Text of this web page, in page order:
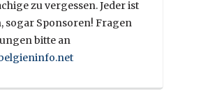
zu vergessen. Jeder ist
sogar Sponsoren! Fragen
bitte an